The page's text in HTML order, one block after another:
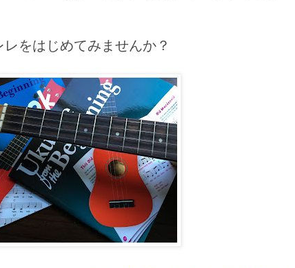
をはじめてみませんか？